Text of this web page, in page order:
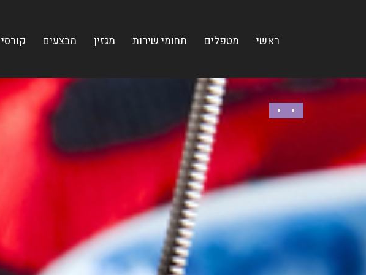
מבצעים מגזין תחומי שירות מטפלים ראשי